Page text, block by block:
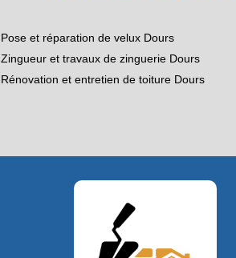
Pose et réparation de velux Dours
Zingueur et travaux de zinguerie Dours
Rénovation et entretien de toiture Dours